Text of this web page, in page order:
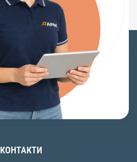
КОНТАКТИ